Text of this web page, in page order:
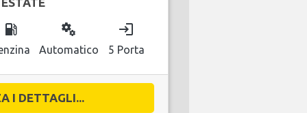
local_gas_station miscellaneous_services
Automatico
login
5 Porta
I DETTAGLI...